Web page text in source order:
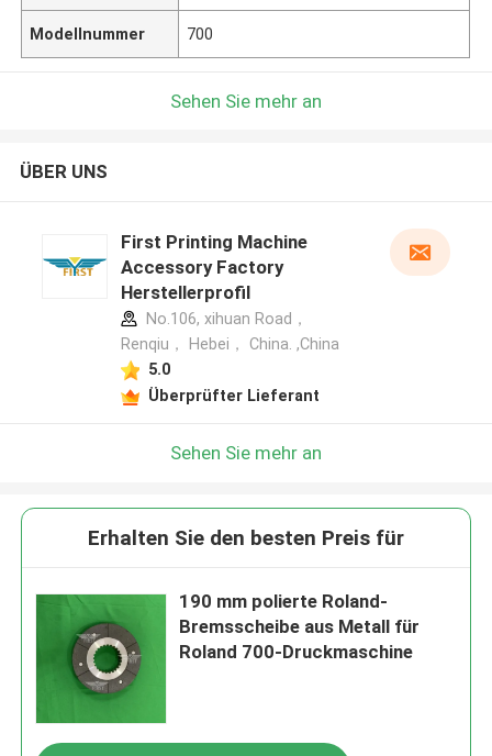
Modellnummer 700
Sehen Sie mehr an
ÜBER UNS
First Printing Machine
Accessory Factory
Herstellerprofil
No.106, xihuan Road，
Renqiu， Hebei， China. ,China
5.0
Überprüfter Lieferant
Sehen Sie mehr an
Erhalten Sie den besten Preis für
190 mm polierte Roland-
Bremsscheibe aus Metall für
Roland 700-Druckmaschine